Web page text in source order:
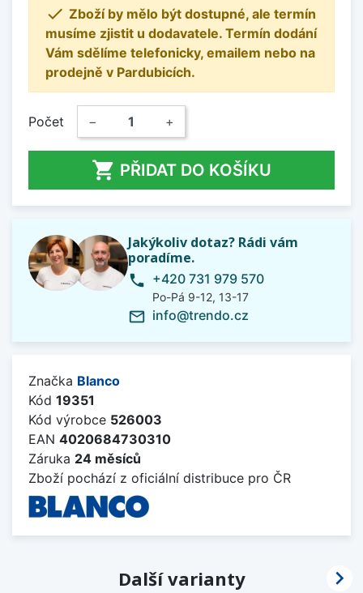
 Zboží by mělo být dostupné, ale termín
musíme zjistit u dodavatele. Termín dodání
Vám sdělíme telefonicky, emailem nebo na
prodejně v Pardubicích.
Počet − +
 PŘIDAT DO KOŠÍKU
Jakýkoliv dotaz? Rádi vám
poradíme.
phone +420 731 979 570
Po-Pá 9-12, 13-17
mail_outline info@trendo.cz
Značka Blanco
Kód 19351
Kód výrobce 526003
EAN 4020684730310
Záruka 24 měsíců
Zboží pochází z oficiální distribuce pro ČR
Další varianty 